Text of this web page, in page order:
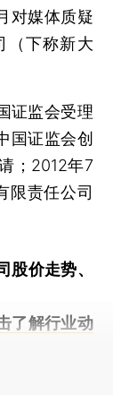
对媒体质疑
（下称新大
监会受理
国证监会创
；2012年7
限责任公司
股价走势、
了解行业动